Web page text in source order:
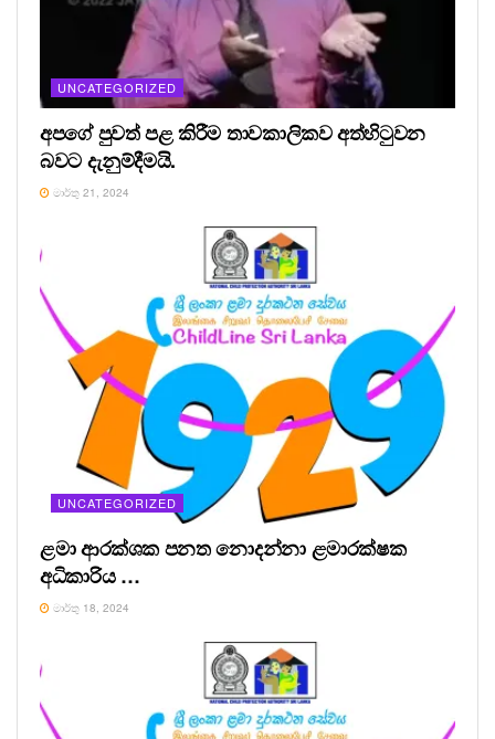
UNCATEGORIZED
අපගේ පුවත් පළ කිරීම තාවකාලිකව අත්හිටුවන
බවට දැනුම්දීමයි.
මාර්තු 21, 2024
UNCATEGORIZED
ළමා ආරක්ශක පනත නොදන්නා ළමාරක්ෂක
අධිකාරිය …
මාර්තු 18, 2024